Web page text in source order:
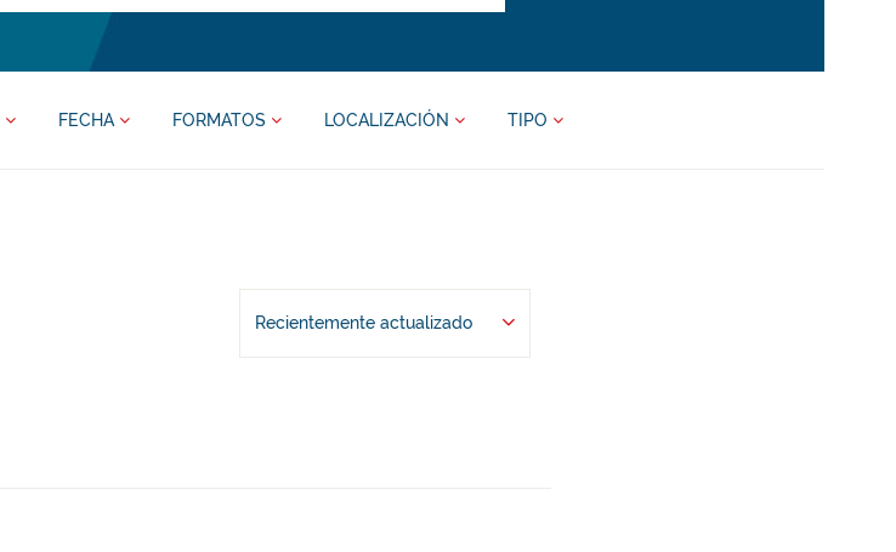
FECHA FORMATOS LOCALIZACIÓN TIPO
Recientemente actualizado